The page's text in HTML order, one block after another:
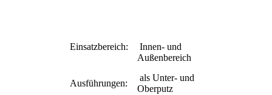
Einsatzbereich:
Innen- und
Außenbereich
Ausführungen:
als Unter- und
Oberputz